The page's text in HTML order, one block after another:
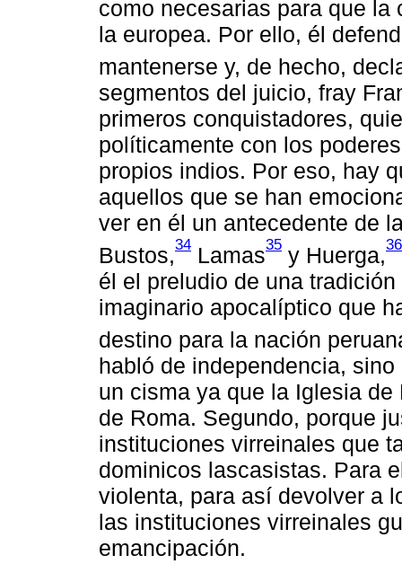
como necesarias para que
la europea. Por ello, él
mantenerse y, de hecho,
segmentos del juicio, fray
primeros conquistadores,
políticamente con los
propios indios. Por eso, hay
aquellos que se han
ver en él un antecedente de
Bustos,34 Lamas35 y Huerga,36
él el preludio de una
imaginario apocalíptico que
destino para la nación
habló de independencia,
un cisma ya que la Iglesia
de Roma. Segundo, porque
instituciones virreinales que
dominicos lascasistas. Para
violenta, para así devolver a
las instituciones virreinales
emancipación.